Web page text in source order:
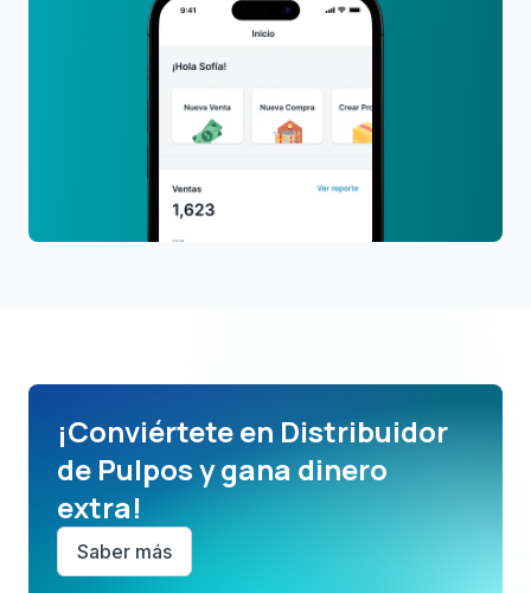
¡Conviértete en Distribuidor
de Pulpos y gana dinero
extra!
Saber más